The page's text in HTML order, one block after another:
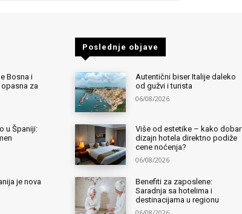
Bosna i
za
u Španiji:
je nova
Poslednje objave
Autentični biser Italije daleko
od gužvi i turista
06/08/2026
Više od estetike – kako dobar
dizajn hotela direktno podiže
cene noćenja?
06/08/2026
Benefiti za zaposlene:
Saradnja sa hotelima i
destinacijama u regionu